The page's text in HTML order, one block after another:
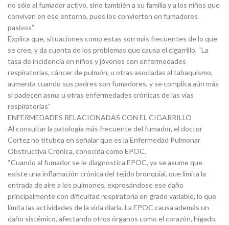
no sólo al fumador activo, sino también a su familia y a los niños que
convivan en ese entorno, pues los convierten en fumadores
pasivos”.
Explica que, situaciones como estas son más frecuentes de lo que
se cree, y da cuenta de los problemas que causa el cigarrillo. “La
tasa de incidencia en niños y jóvenes con enfermedades
respiratorias, cáncer de pulmón, u otras asociadas al tabaquismo,
aumenta cuando sus padres son fumadores, y se complica aún más
si padecen asma u otras enfermedades crónicas de las vías
respiratorias”
ENFERMEDADES RELACIONADAS CON EL CIGARRILLO
Al consultar la patología más frecuente del fumador, el doctor
Cortez no titubea en señalar que es la Enfermedad Pulmonar
Obstructiva Crónica, conocida como EPOC.
“Cuando al fumador se le diagnostica EPOC, ya se asume que
existe una inflamación crónica del tejido bronquial, que limita la
entrada de aire a los pulmones, expresándose ese daño
principalmente con dificultad respiratoria en grado variable, lo que
limita las actividades de la vida diaria. La EPOC causa además un
daño sistémico, afectando otros órganos como el corazón, hígado,